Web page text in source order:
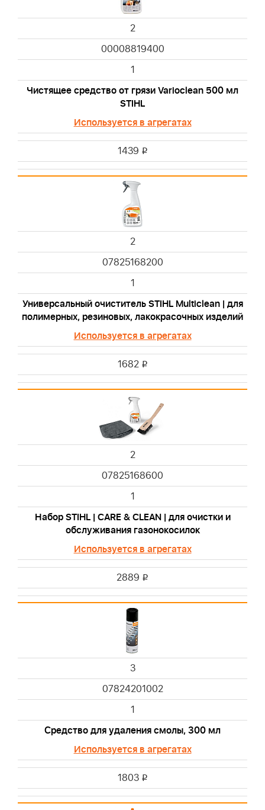
2
00008819400
1
Чистящее средство от грязи Varioclean 500 мл
STIHL
Используется в агрегатах
1439 i
2
07825168200
1
Универсальный очиститель STIHL Multiclean | для
полимерных, резиновых, лакокрасочных изделий
Используется в агрегатах
1682 i
2
07825168600
1
Набор STIHL | CARE & CLEAN | для очистки и
обслуживания газонокосилок
Используется в агрегатах
2889 i
3
07824201002
1
Средство для удаления смолы, 300 мл
Используется в агрегатах
1803 i